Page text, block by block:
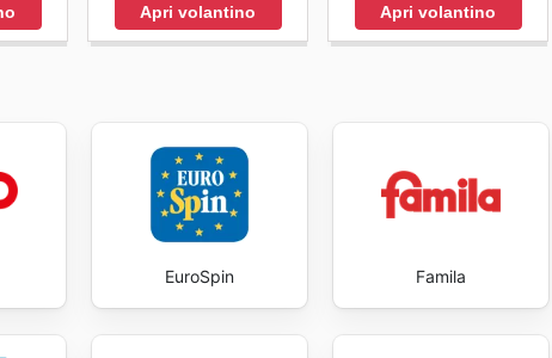
Apri volantino Apri volantino
EuroSpin Famila